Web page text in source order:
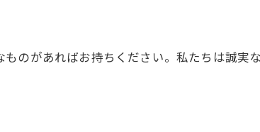
のがあればお持ちください。私たちは誠実